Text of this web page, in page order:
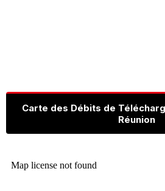
Carte des Débits de
Réunion